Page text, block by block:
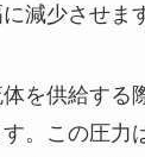
減少させま
を供給する
。この圧力